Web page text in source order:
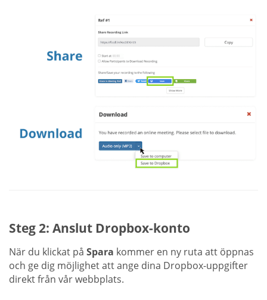
Steg 2: Anslut Dropbox-konto
När du klickat på Spara kommer en ny ruta att öppnas
och ge dig möjlighet att ange dina Dropbox-uppgifter
direkt från vår webbplats.